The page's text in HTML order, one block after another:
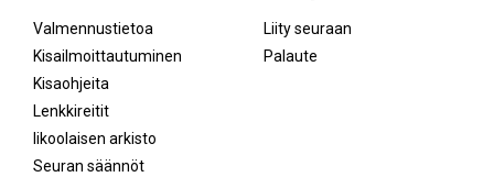
Valmennustietoa
Kisailmoittautuminen
Kisaohjeita
Lenkkireitit
Iikoolaisen arkisto
Seuran säännöt
Liity seuraan
Palaute